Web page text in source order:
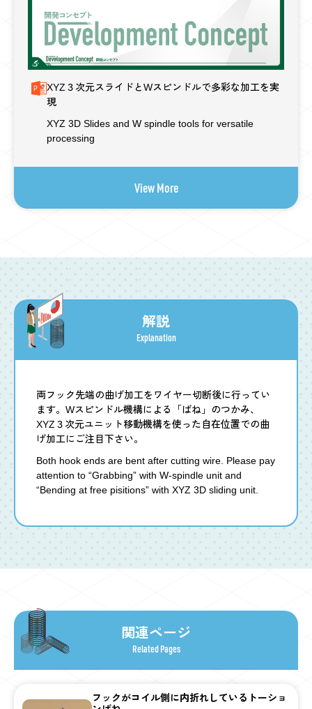
XYZ３次元スライドとWスピンドルで多彩な加工を実
現
XYZ 3D Slides and W spindle tools for versatile
processing
View More
解説
Explanation
両フック先端の曲げ加工をワイヤー切断後に行ってい
ます。Wスピンドル機構による「ばね」のつかみ、
XYZ３次元ユニット移動機構を使った自在位置での曲
げ加工にご注目下さい。
Both hook ends are bent after cutting wire. Please pay
attention to “Grabbing” with W-spindle unit and
“Bending at free pisitions” with XYZ 3D sliding unit.
関連ページ
Related Pages
フックがコイル側に内折れしているトーショ